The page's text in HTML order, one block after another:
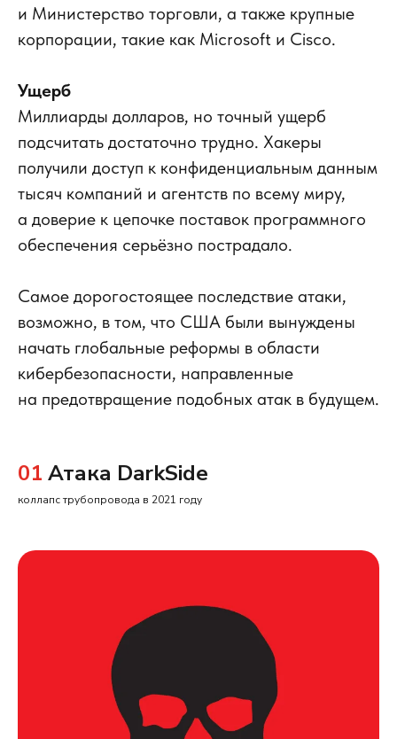
и Министерство торговли, а также крупные
корпорации, такие как Microsoft и Cisco.
Ущерб
Миллиарды долларов, но точный ущерб
подсчитать достаточно трудно. Хакеры
получили доступ к конфиденциальным данным
тысяч компаний и агентств по всему миру,
а доверие к цепочке поставок программного
обеспечения серьёзно пострадало.
Самое дорогостоящее последствие атаки,
возможно, в том, что США были вынуждены
начать глобальные реформы в области
кибербезопасности, направленные
на предотвращение подобных атак в будущем.
01 Атака DarkSide
коллапс трубопровода в 2021 году